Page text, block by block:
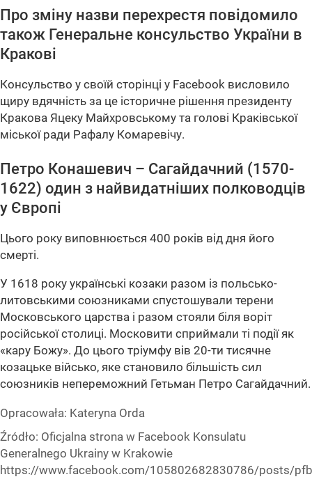
Про зміну назви перехрестя повідомило
також Генеральне консульство України в
Кракові
Консульство у своїй сторінці у Facebook висловило
щиру вдячність за це історичне рішення президенту
Кракова Яцеку Майхровському та голові Краківської
міської ради Рафалу Комаревічу.
Петро Конашевич – Сагайдачний (1570-
1622) один з найвидатніших полководців
у Європі
Цього року виповнюється 400 років від дня його
смерті.
У 1618 року українські козаки разом із польсько-
литовськими союзниками спустошували терени
Московського царства і разом стояли біля воріт
російської столиці. Московити сприймали ті події як
«кару Божу». До цього тріумфу вів 20-ти тисячне
козацьке військо, яке становило більшість сил
союзників непереможний Гетьман Петро Сагайдачний.
Opracowała: Kateryna Orda
Źródło: Oficjalna strona w Facebook Konsulatu
Generalnego Ukrainy w Krakowie
https://www.facebook.com/105802682830786/posts/